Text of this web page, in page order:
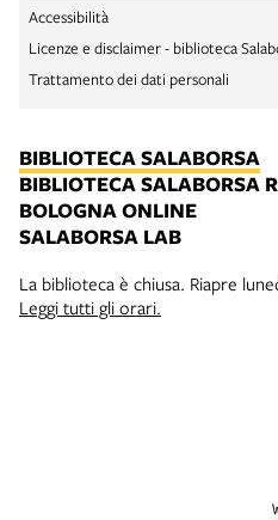
Accessibilità
Licenze e disclaimer - biblioteca
Trattamento dei dati personali
BIBLIOTECA SALABORSA
BIBLIOTECA SALABORSA
BOLOGNA ONLINE
SALABORSA LAB
La biblioteca è chiusa. Riapre
Leggi tutti gli orari.